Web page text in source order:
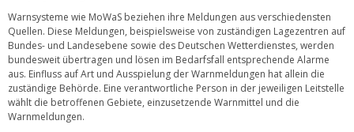
Warnsysteme wie MoWaS beziehen ihre Meldungen aus verschiedensten
Quellen. Diese Meldungen, beispielsweise von zuständigen Lagezentren auf
Bundes- und Landesebene sowie des Deutschen Wetterdienstes, werden
bundesweit übertragen und lösen im Bedarfsfall entsprechende Alarme
aus. Einfluss auf Art und Ausspielung der Warnmeldungen hat allein die
zuständige Behörde. Eine verantwortliche Person in der jeweiligen Leitstelle
wählt die betroffenen Gebiete, einzusetzende Warnmittel und die
Warnmeldungen.